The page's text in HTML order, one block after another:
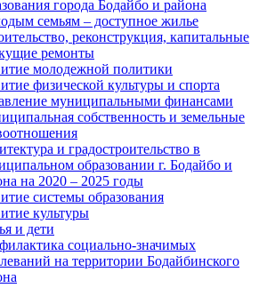
города Бодайбо и района
семьям – доступное жилье
реконструкция, капитальные
ремонты
молодежной политики
физической культуры и спорта
муниципальными финансами
собственность и земельные
и градостроительство в
образовании г. Бодайбо и
на 2020 – 2025 годы
системы образования
культуры
и дети
социально-значимых
на территории Бодайбинского